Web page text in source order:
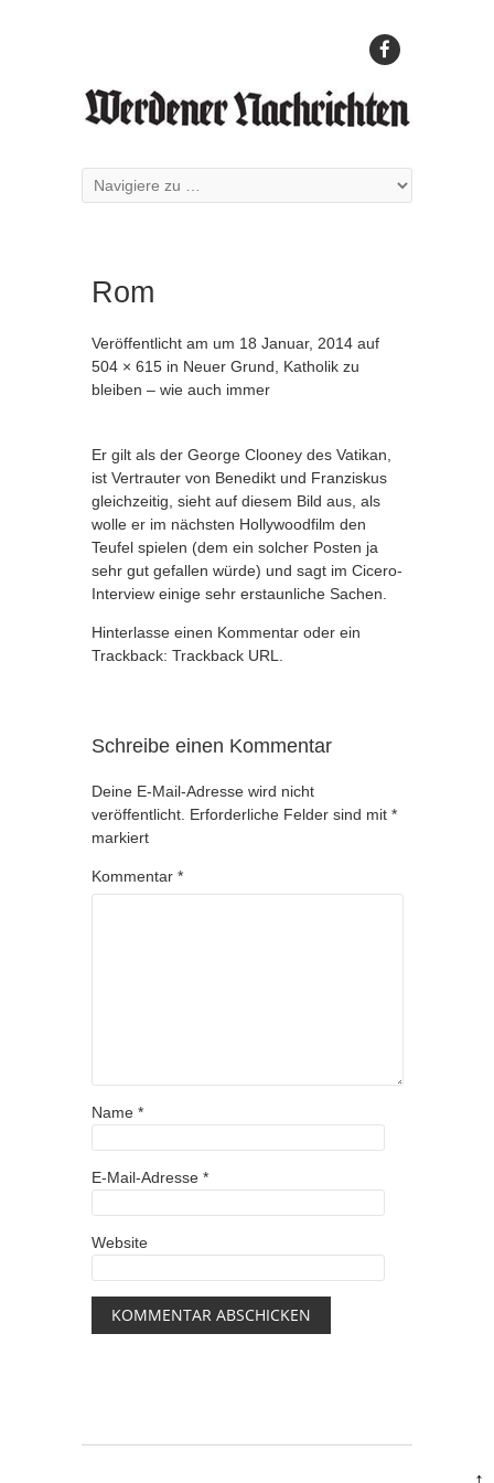
Rom
Veröffentlicht am um 18 Januar, 2014 auf
504 × 615 in Neuer Grund, Katholik zu
bleiben – wie auch immer
Er gilt als der George Clooney des Vatikan,
ist Vertrauter von Benedikt und Franziskus
gleichzeitig, sieht auf diesem Bild aus, als
wolle er im nächsten Hollywoodfilm den
Teufel spielen (dem ein solcher Posten ja
sehr gut gefallen würde) und sagt im Cicero-
Interview einige sehr erstaunliche Sachen.
Hinterlasse einen Kommentar oder ein
Trackback: Trackback URL
Schreibe einen Kommentar
Deine E-Mail-Adresse wird nicht
veröffentlicht. Erforderliche Felder sind mit *
markiert
Kommentar *
Name *
E-Mail-Adresse *
Website